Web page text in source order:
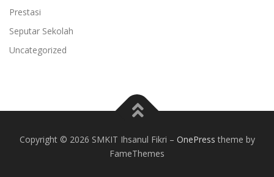
Prestasi
Seputar Sekolah
Uncategorized
Copyright © 2026 SMKIT Ihsanul Fikri – OnePress theme by
FameThemes